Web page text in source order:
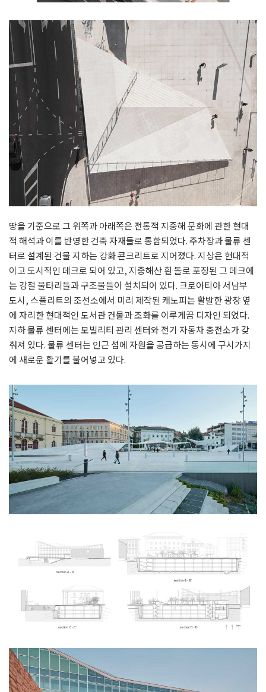
땅을 기준으로 그 위쪽과 아래쪽은 전통적 지중해 문화에 관한 현대
적 해석과 이를 반영한 건축 자재들로 통합되었다. 주차장과 물류 센
터로 설계된 건물 지하는 강화 콘크리트로 지어졌다. 지상은 현대적
이고 도시적인 데크로 되어 있고, 지중해산 흰 돌로 포장된 그 데크에
는 강철 울타리들과 구조물들이 설치되어 있다. 크로아티아 서남부
도시, 스플리트의 조선소에서 미리 제작된 캐노피는 활발한 광장 옆
에 자리한 현대적인 도서관 건물과 조화를 이루게끔 디자인 되었다.
지하 물류 센터에는 모빌리티 관리 센터와 전기 자동차 충전소가 갖
춰져 있다. 물류 센터는 인근 섬에 자원을 공급하는 동시에 구시가지
에 새로운 활기를 불어넣고 있다.